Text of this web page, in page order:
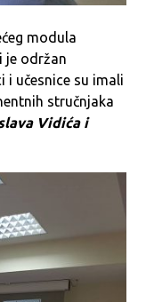
modula
je održan
i učesnice su imali
stručnjaka
Vidića i